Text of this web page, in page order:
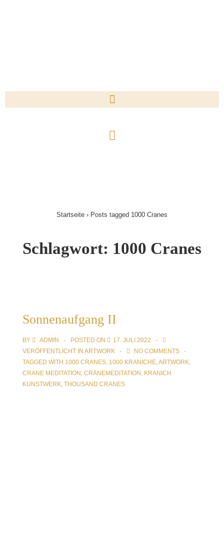
Startseite › Posts tagged 1000 Cranes
Schlagwort: 1000 Cranes
Sonnenaufgang II
BY ADMIN POSTED ON
17. JULI 2022
VERÖFFENTLICHT IN ARTWORK
NO COMMENTS
TAGGED WITH 1000 CRANES, 1000 KRANICHE,ARTWORK,
CRANE MEDITATION , CRANEMEDITATION , KRANICH
KUNSTWERK, THOUSAND CRANES